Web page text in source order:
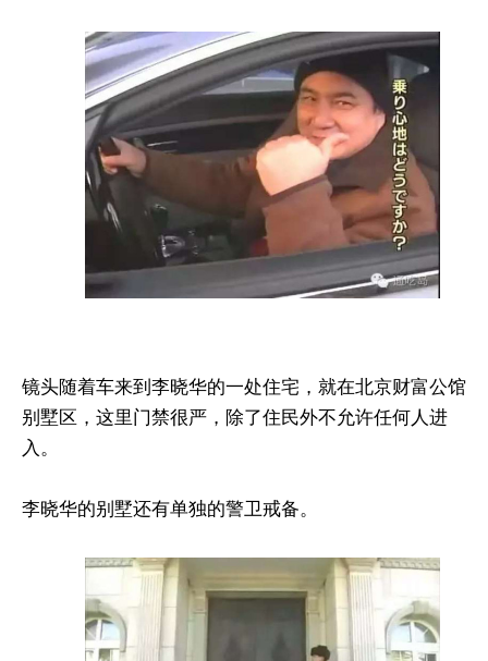
镜头随着车来到李晓华的一处住宅，就在北京财富公馆
别墅区，这里门禁很严，除了住民外不允许任何人进
入。
李晓华的别墅还有单独的警卫戒备。